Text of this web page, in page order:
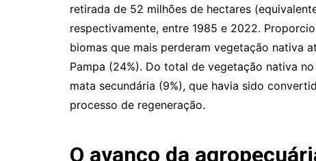
retirada de 52 milhões de hectares
respectivamente, entre 1985 e 2022.
biomas que mais perderam vegetação nativa
Pampa (24%). Do total de vegetação nativa
mata secundária (9%), que havia sido
processo de regeneração.
O avanço da